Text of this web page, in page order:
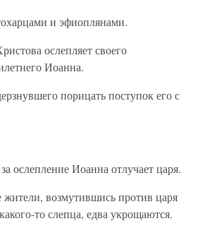
и эфиоплянами.
ослепляет своего
Иоанна.
порицать поступок его с
ослепление Иоанна отлучает царя.
возмутившись против царя
то слепца, едва укрощаются.